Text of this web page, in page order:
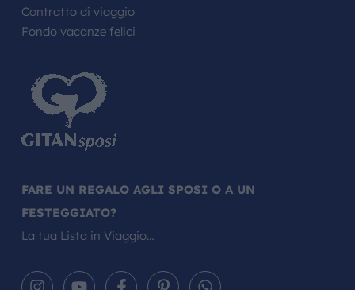
Contratto di viaggio
Fondo vacanze felici
FARE UN REGALO AGLI SPOSI O A UN
FESTEGGIATO?
La tua Lista in Viaggio…